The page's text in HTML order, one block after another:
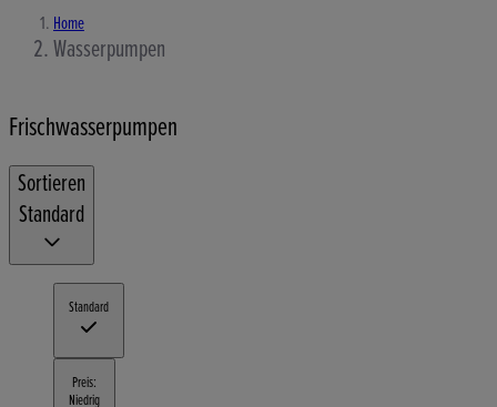
Home
Wasserpumpen
Frischwasserpumpen
Sortieren
Standard
Standard
Preis:
Niedrig